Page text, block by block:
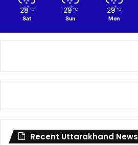
28 ℃
Sat
29 ℃
Sun
29 ℃
Mon
Recent Uttarakhand News